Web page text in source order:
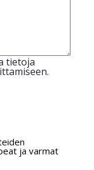
tietoja
ja varmat